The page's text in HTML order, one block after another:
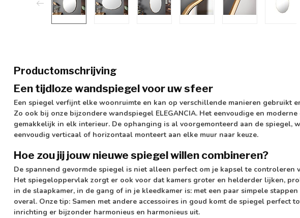
Productomschrijving
Een tijdloze wandspiegel voor uw sfeer
Een spiegel verfijnt elke woonruimte en kan op verschillende manieren gebruikt
Zo ook bij onze bijzondere wandspiegel ELEGANCIA. Het eenvoudige en
gemakkelijk in elk interieur. De ophanging is al voorgemonteerd aan de spiegel,
eenvoudig verticaal of horizontaal monteert aan elke muur naar keuze.
Hoe zou jij jouw nieuwe spiegel willen combineren?
De spannend gevormde spiegel is niet alleen perfect om je kapsel te controleren
Het spiegeloppervlak zorgt er ook voor dat kamers groter en helderder lijken,
in de slaapkamer, in de gang of in je kleedkamer is: met een paar simpele
overal. Onze tip: Samen met andere accessoires in goud komt de spiegel perfect
inrichting er bijzonder harmonieus en harmonieus uit.